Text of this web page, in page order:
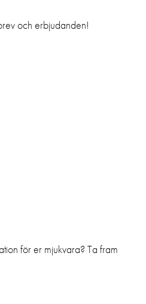
och erbjudanden!
för er mjukvara? Ta fram